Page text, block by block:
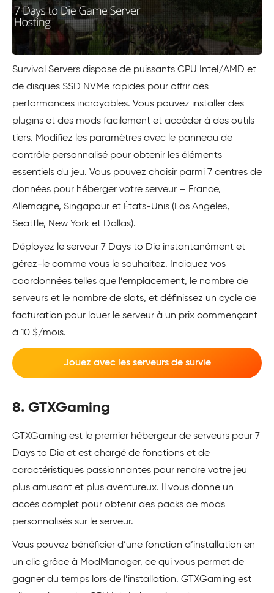
Survival Servers dispose de puissants CPU Intel/AMD et
de disques SSD NVMe rapides pour offrir des
performances incroyables. Vous pouvez installer des
plugins et des mods facilement et accéder à des outils
tiers. Modifiez les paramètres avec le panneau de
contrôle personnalisé pour obtenir les éléments
essentiels du jeu. Vous pouvez choisir parmi 7 centres de
données pour héberger votre serveur – France,
Allemagne, Singapour et États-Unis (Los Angeles,
Seattle, New York et Dallas).
Déployez le serveur 7 Days to Die instantanément et
gérez-le comme vous le souhaitez. Indiquez vos
coordonnées telles que l’emplacement, le nombre de
serveurs et le nombre de slots, et définissez un cycle de
facturation pour louer le serveur à un prix commençant
à 10 $/mois.
Jouez avec les serveurs de survie
8. GTXGaming
GTXGaming est le premier hébergeur de serveurs pour 7
Days to Die et est chargé de fonctions et de
caractéristiques passionnantes pour rendre votre jeu
plus amusant et plus aventureux. Il vous donne un
accès complet pour obtenir des packs de mods
personnalisés sur le serveur.
Vous pouvez bénéficier d’une fonction d’installation en
un clic grâce à ModManager, ce qui vous permet de
gagner du temps lors de l’installation. GTXGaming est